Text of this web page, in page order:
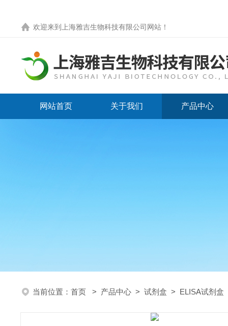
欢迎来到 上海雅吉生物科技有限公司网站 ！
网站首页 关于我们 产品中心
当前位置： 首页 > 产品中心 > 试剂盒 > ELISA试剂盒